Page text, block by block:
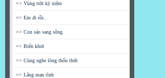
=> Vùng trời kỷ niệm
=> Em đi rồi..
=> Con sáo sang sông
=> Biển khơi
=> Cùng nghe lòng thổn thức
=> Lãng mạn tình